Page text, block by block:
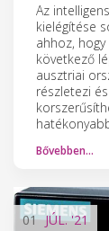
Az
kielégítése
ahhoz,
következő
ausztriai
részletezi
Bővebben…
01 JÚL.'21